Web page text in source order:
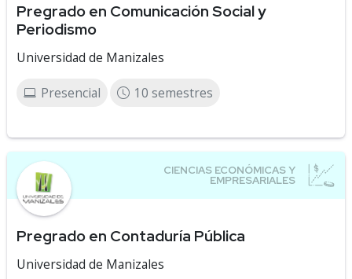
Pregrado en Comunicación Social y
Periodismo
Universidad de Manizales
Presencial 10 semestres
Pregrado en Contaduría Pública
Universidad de Manizales